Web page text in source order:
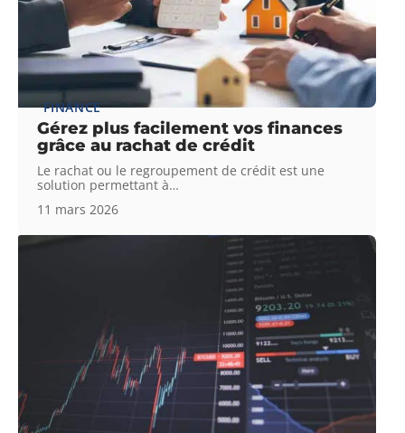
FINANCE
Gérez plus facilement vos finances
grâce au rachat de crédit
Le rachat ou le regroupement de crédit est une
solution permettant à…
11 mars 2026